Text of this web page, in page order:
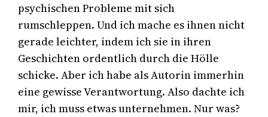
psychischen Probleme mit sich
rumschleppen. Und ich mache es ihnen nicht
gerade leichter, indem ich sie in ihren
Geschichten ordentlich durch die Hölle
schicke. Aber ich habe als Autorin immerhin
eine gewisse Verantwortung. Also dachte ich
mir, ich muss etwas unternehmen. Nur was?